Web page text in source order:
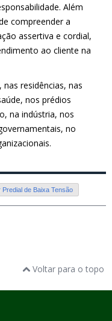
Além
compreender a
assertiva e cordial,
ao cliente na
residências, nas
nos prédios
na indústria, nos
no
de Baixa Tensão
Voltar para o topo